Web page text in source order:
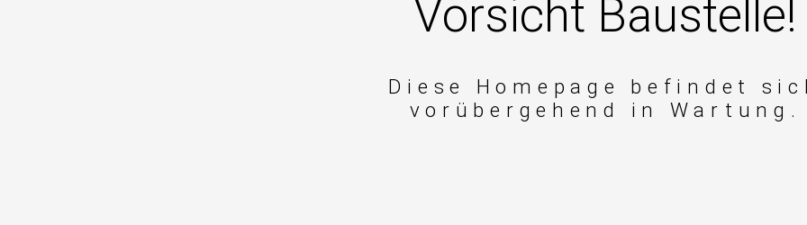
Vorsicht Baustelle!
Diese Homepage befindet
vorübergehend in Wartung.